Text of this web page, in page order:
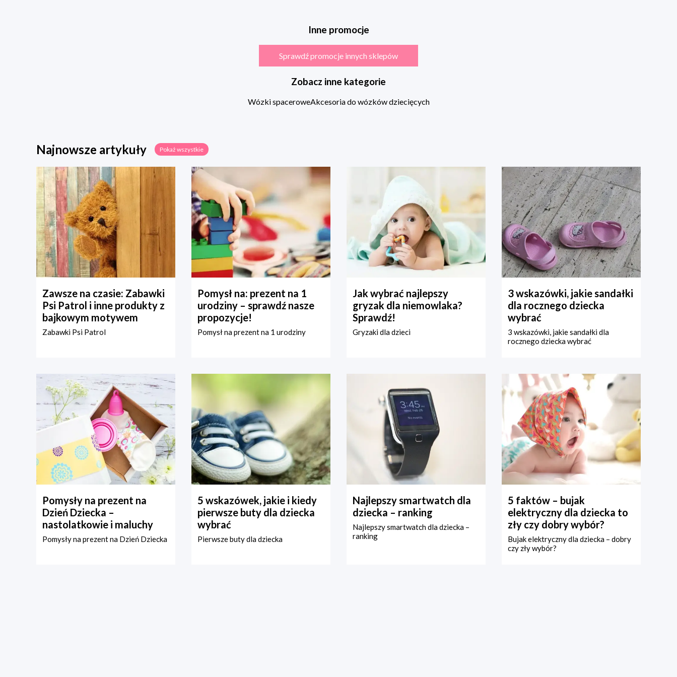
Inne promocje
Sprawdź promocje innych sklepów
Zobacz inne kategorie
Wózki spaceroweAkcesoria do wózków dziecięcych
Najnowsze artykuły Pokaż wszystkie
Zawsze na czasie: Zabawki
Psi Patrol i inne produkty z
bajkowym motywem
Zabawki Psi Patrol
Pomysł na: prezent na 1
urodziny – sprawdź nasze
propozycje!
Pomysł na prezent na 1 urodziny
Jak wybrać najlepszy
gryzak dla niemowlaka?
Sprawdź!
Gryzaki dla dzieci
3 wskazówki, jakie sandałki
dla rocznego dziecka
wybrać
3 wskazówki, jakie sandałki dla
rocznego dziecka wybrać
Pomysły na prezent na
Dzień Dziecka –
nastolatkowie i maluchy
Pomysły na prezent na Dzień Dziecka
5 wskazówek, jakie i kiedy
pierwsze buty dla dziecka
wybrać
Pierwsze buty dla dziecka
Najlepszy smartwatch dla
dziecka – ranking
Najlepszy smartwatch dla dziecka –
ranking
5 faktów – bujak
elektryczny dla dziecka to
zły czy dobry wybór?
Bujak elektryczny dla dziecka – dobry
czy zły wybór?